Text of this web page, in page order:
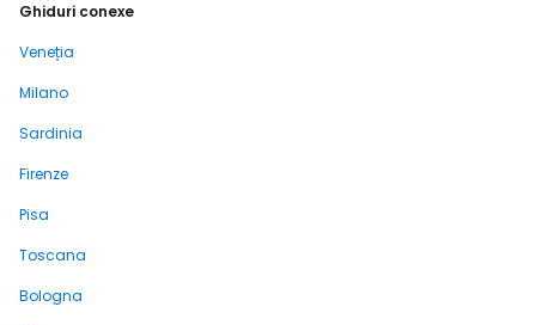
Ghiduri conexe
Veneția
Milano
Sardinia
Firenze
Pisa
Toscana
Bologna